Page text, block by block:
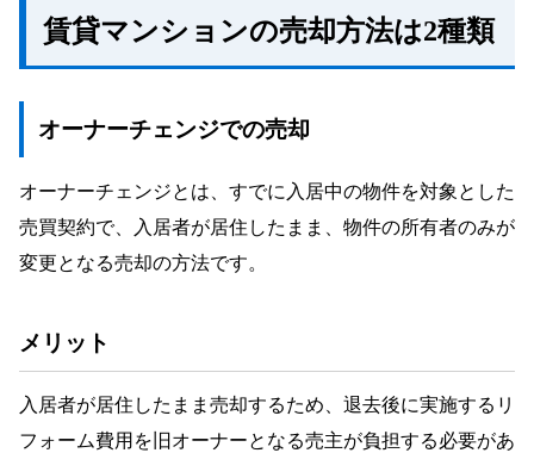
賃貸マンションの売却を依頼すべき不動産会社とは
売却時の入居者対応のポイント
入居者が退去する場合の精算
賃貸マンションの売却に必要な書類
賃貸マンションの売却方法は2種類
オーナーチェンジでの売却
オーナーチェンジとは、すでに入居中の物件を対象とした
売買契約で、入居者が居住したまま、物件の所有者のみが
変更となる売却の方法です。
メリット
入居者が居住したまま売却するため、退去後に実施するリ
フォーム費用を旧オーナーとなる売主が負担する必要があ